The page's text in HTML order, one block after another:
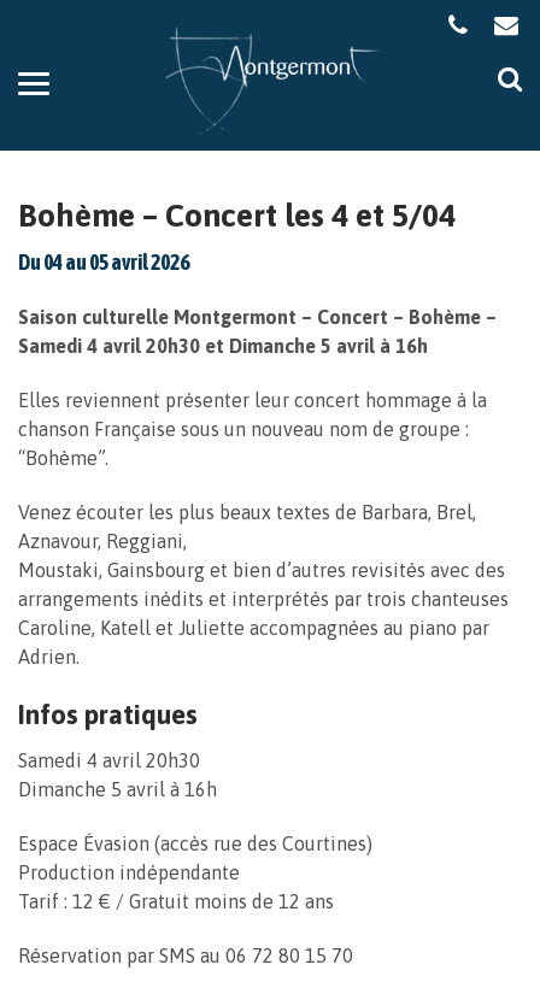
Aller
la
Bohème – Concert les 4 et 5/04
Du04au05avril2026
Saison culturelle Montgermont – Concert – Bohème –
Samedi 4 avril 20h30 et Dimanche 5 avril à 16h
Elles reviennent présenter leur concert hommage à la
chanson Française sous un nouveau nom de groupe :
“Bohème”.
Venez écouter les plus beaux textes de Barbara, Brel,
Aznavour, Reggiani,
Moustaki, Gainsbourg et bien d’autres revisités avec des
arrangements inédits et interprétés par trois chanteuses
Caroline, Katell et Juliette accompagnées au piano par
Adrien.
Infos pratiques
Samedi 4 avril 20h30
Dimanche 5 avril à 16h
Espace Évasion (accès rue des Courtines)
Production indépendante
Tarif : 12 € / Gratuit moins de 12 ans
Réservation par SMS au 06 72 80 15 70